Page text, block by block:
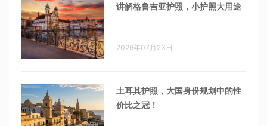
讲解格鲁吉亚护照，小护照大用途
2026年07月23日
土耳其护照，大国身份规划中的性
价比之冠！